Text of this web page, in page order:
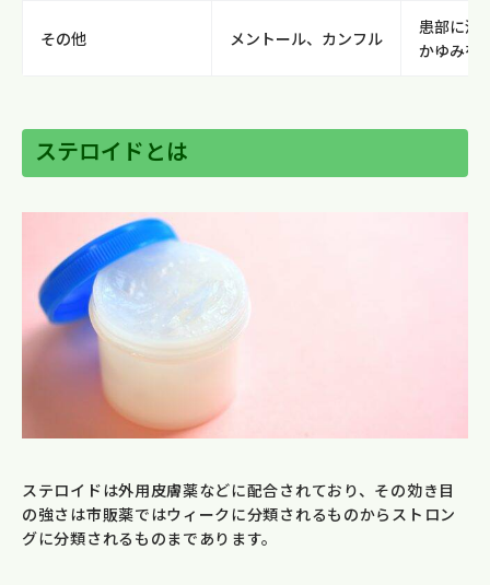
その他 メントール、カンフル
患部に清
かゆみを
ステロイドとは
ステロイドは外用皮膚薬などに配合されており、その効き目
の強さは市販薬ではウィークに分類されるものからストロン
グに分類されるものまであります。